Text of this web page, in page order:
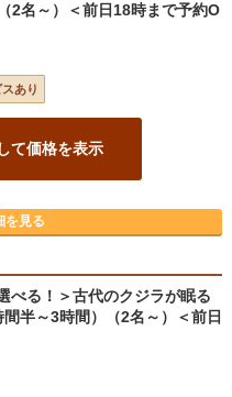
2名～）＜前日18時まで予約O
あり
て価格を表示
を見る
べる！＞古代のクジラが眠る
半～3時間）（2名～）＜前日